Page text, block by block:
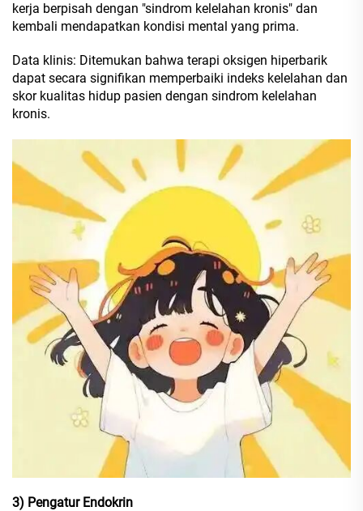
kerja berpisah dengan "sindrom kelelahan kronis" dan
kembali mendapatkan kondisi mental yang prima.
Data klinis: Ditemukan bahwa terapi oksigen hiperbarik
dapat secara signifikan memperbaiki indeks kelelahan dan
skor kualitas hidup pasien dengan sindrom kelelahan
kronis.
3) Pengatur Endokrin